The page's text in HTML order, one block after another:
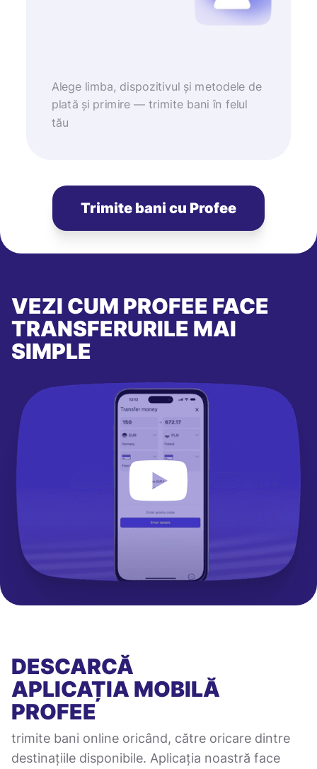
Alege limba, dispozitivul și metodele de
plată și primire — trimite bani în felul
tău
Trimite bani cu Profee
VEZI CUM PROFEE FACE
TRANSFERURILE MAI
SIMPLE
DESCARCĂ
APLICAȚIA MOBILĂ
PROFEE
trimite bani online oricând, către oricare dintre
destinațiile disponibile. Aplicația noastră face